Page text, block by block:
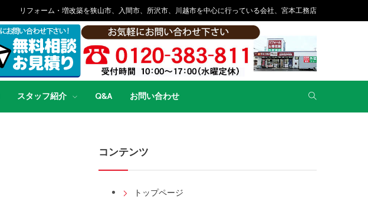
リフォーム・増改築を狭山市、入間市、所沢市、川越市を中心に行っている会社、宮本工務店
スタッフ紹介 Q&A お問い合わせ
コンテンツ
トップページ